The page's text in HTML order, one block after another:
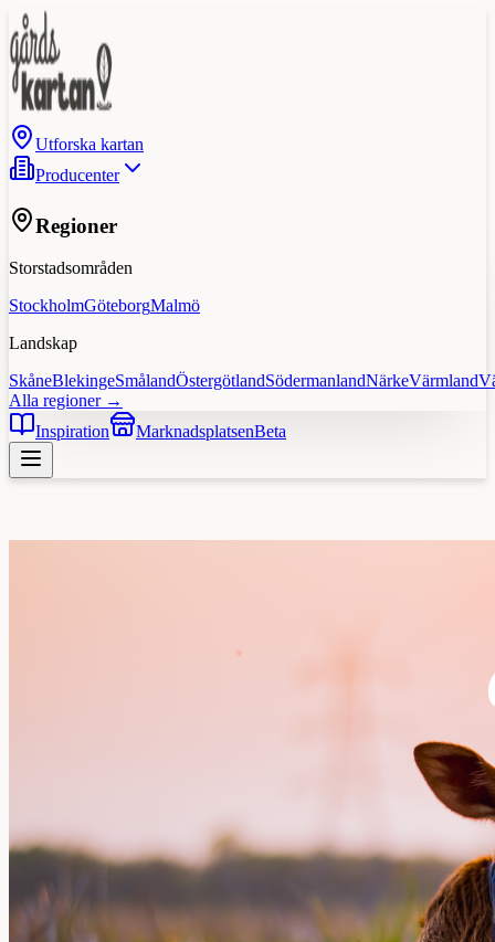
Utforska kartan
Producenter
Regioner
Storstadsområden
StockholmGöteborgMalmö
Landskap
SkåneBlekingeSmålandÖstergötlandSödermanlandNärkeVärmland
Alla regioner →
Inspiration
MarknadsplatsenBeta